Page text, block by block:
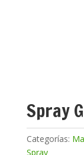
Spray
Categorías:
Spray